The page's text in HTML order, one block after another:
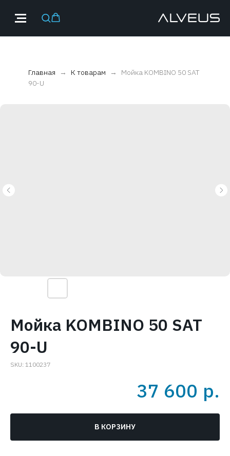
Главная К товарам
Мойка KOMBINO 50 SAT
90-U
Мойка KOMBINO 50 SAT
90-U
SKU: 1100237
37 600 р.
В КОРЗИНУ